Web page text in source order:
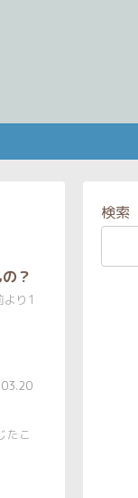
？
り1
たこ
検索